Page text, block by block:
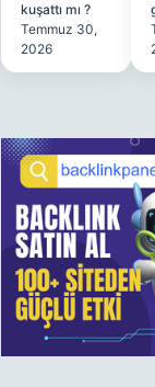
kuşattı mı ?
Temmuz 30,
2026